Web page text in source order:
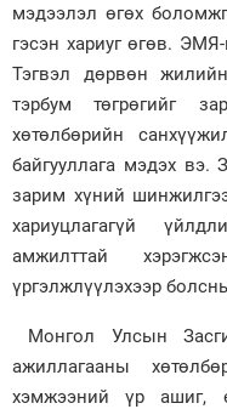
мэдээлэл өгөх
гэсэн хариуг өгөв.
Тэгвэл дөрвөн
тэрбум төгрөгийг
хөтөлбөрийн
байгууллага мэдэх вэ.
зарим хүний
хариуцлагагүй
амжилттай
үргэлжлүүлэхээр
Монгол Улсын
ажиллагааны
хэмжээний үр ашиг,